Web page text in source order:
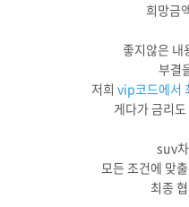
희망금
좋지않은 내
부결
저희 vip코드에서
게다가 금리
suv
모든 조건에 맞
최종